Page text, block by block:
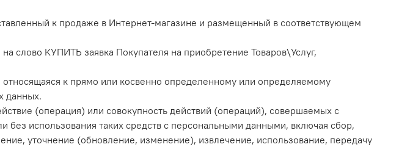
к продаже в Интернет-магазине и размещенный в соответствующем
слово КУПИТЬ заявка Покупателя на приобретение Товаров\Услуг,
к прямо или косвенно определенному или определяемому
данных.
(операция) или совокупность действий (операций), совершаемых с
без использования таких средств с персональными данными, включая сбор,
уточнение (обновление, изменение), извлечение, использование, передачу